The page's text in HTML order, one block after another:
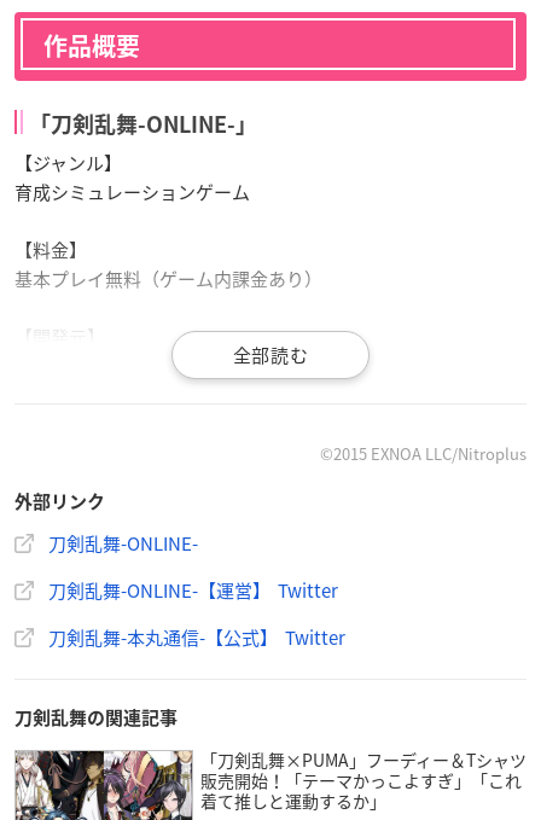
作品概要
「刀剣乱舞-ONLINE-」
【ジャンル】
育成シミュレーションゲーム
【料金】
基本プレイ無料（ゲーム内課金あり）
【開発元】
DMM.com、ニトロプラス
▼ダウンロード＆プレイはこちら
iOS
／Android ／ブラウザ版
(1/2)
【新刀剣男士 太刀「福島光忠(ふくしまみつただ)」】
備前長船派の事実上の祖といわれている刀工、光忠の作。
名は、元主である福島正則が由来。だが酒の失敗は倣いた
©2015 EXNOA LLC/Nitroplus
外部リンク
刀剣乱舞-ONLINE-
刀剣乱舞-ONLINE-【運営】 Twitter
刀剣乱舞-本丸通信-【公式】 Twitter
刀剣乱舞の関連記事
「刀剣乱舞×PUMA」フーディー＆Tシャツ
販売開始！「テーマかっこよすぎ」「これ
着て推しと運動するか」